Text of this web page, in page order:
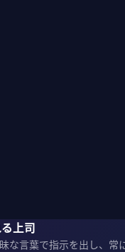
上司